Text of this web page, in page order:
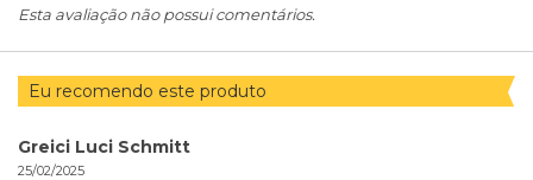
Esta avaliação não possui comentários.
Eu recomendo este produto
Greici Luci Schmitt
25/02/2025